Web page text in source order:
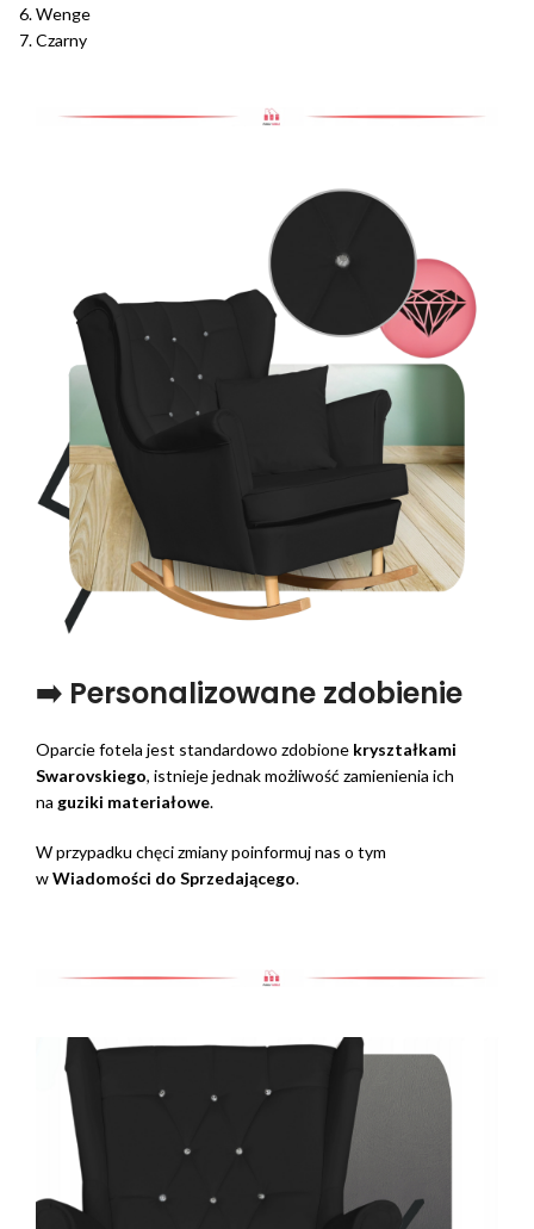
Wenge
Czarny
➡️ Personalizowane zdobienie
Oparcie fotela jest standardowo zdobione kryształkami
Swarovskiego, istnieje jednak możliwość zamienienia ich
na guziki materiałowe.
W przypadku chęci zmiany poinformuj nas o tym
wWiadomości do Sprzedającego.